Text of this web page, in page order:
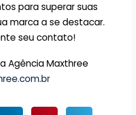
para superar suas
marca a se destacar.
seu contato!
Agência Maxthree